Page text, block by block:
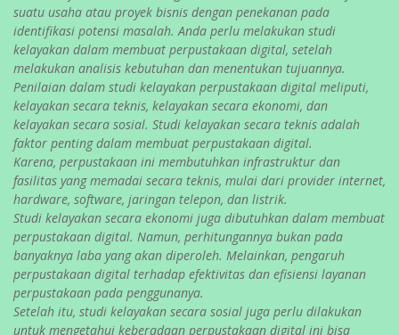
suatu usaha atau proyek bisnis dengan penekanan pada
identifikasi potensi masalah. Anda perlu melakukan studi
kelayakan dalam membuat perpustakaan digital, setelah
melakukan analisis kebutuhan dan menentukan tujuannya.
Penilaian dalam studi kelayakan perpustakaan digital meliputi,
kelayakan secara teknis, kelayakan secara ekonomi, dan
kelayakan secara sosial. Studi kelayakan secara teknis adalah
faktor penting dalam membuat perpustakaan digital.
Karena, perpustakaan ini membutuhkan infrastruktur dan
fasilitas yang memadai secara teknis, mulai dari provider internet,
hardware, software, jaringan telepon, dan listrik.
Studi kelayakan secara ekonomi juga dibutuhkan dalam membuat
perpustakaan digital. Namun, perhitungannya bukan pada
banyaknya laba yang akan diperoleh. Melainkan, pengaruh
perpustakaan digital terhadap efektivitas dan efisiensi layanan
perpustakaan pada penggunanya.
Setelah itu, studi kelayakan secara sosial juga perlu dilakukan
untuk mengetahui keberadaan perpustakaan digital ini bisa